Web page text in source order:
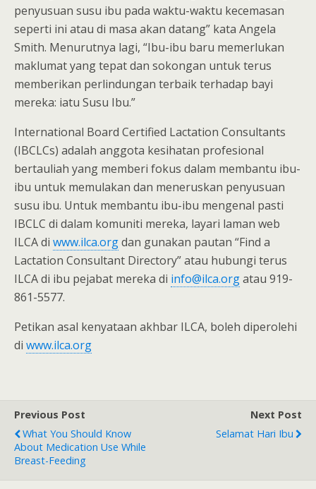
penyusuan susu ibu pada waktu-waktu kecemasan
seperti ini atau di masa akan datang” kata Angela
Smith. Menurutnya lagi, “Ibu-ibu baru memerlukan
maklumat yang tepat dan sokongan untuk terus
memberikan perlindungan terbaik terhadap bayi
mereka: iatu Susu Ibu.”
International Board Certified Lactation Consultants
(IBCLCs) adalah anggota kesihatan profesional
bertauliah yang memberi fokus dalam membantu ibu-
ibu untuk memulakan dan meneruskan penyusuan
susu ibu. Untuk membantu ibu-ibu mengenal pasti
IBCLC di dalam komuniti mereka, layari laman web
ILCA di www.ilca.orgdan gunakan pautan “Find a
Lactation Consultant Directory” atau hubungi terus
ILCA di ibu pejabat mereka di info@ilca.orgatau 919-
861-5577.
Petikan asal kenyataan akhbar ILCA, boleh diperolehi
di www.ilca.org
Previous Post
What You Should Know
About Medication Use While
Breast-Feeding
Next Post
Selamat Hari Ibu